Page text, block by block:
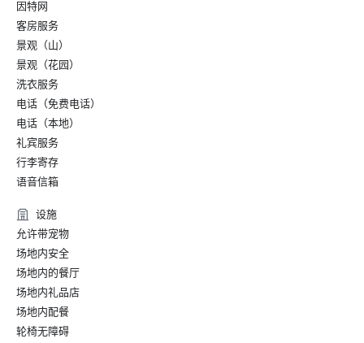
因特网
客房服务
景观（山）
景观（花园）
洗衣服务
电话（免费电话）
电话（本地）
礼宾服务
行李寄存
语音信箱
设施
允许带宠物
场地内安全
场地内的餐厅
场地内礼品店
场地内配餐
轮椅无障碍